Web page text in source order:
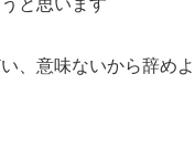
、意味ないから辞めよ